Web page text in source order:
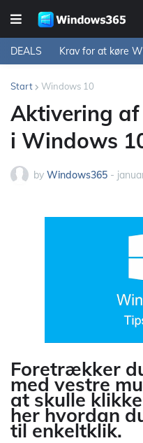
DEALS Krav for at køre
Start Windows 10
Aktivering
i Windows
by Windows365 -
Foretrækker
med vestre
at skulle
her hvordan
til enkeltklik.